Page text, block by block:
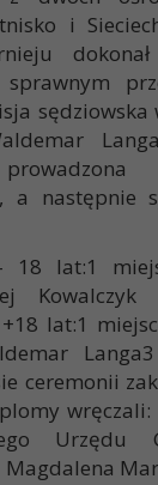
i
sędziowska
a następnie
18 lat:1
lat:1
ceremonii
Urzędu